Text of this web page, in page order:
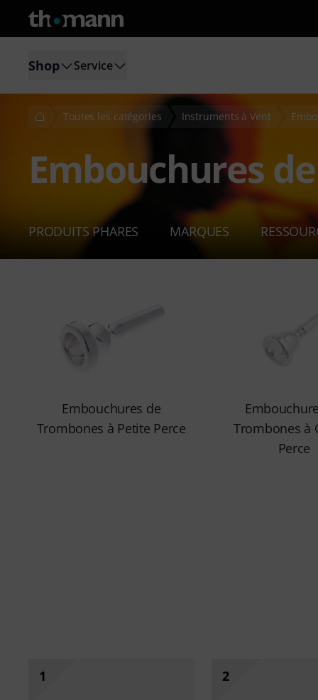
Shop Service
Toutes les catégories Instruments à Vent
Embouchures
PRODUITS PHARES MARQUES
Embouchures de
Trombones à Petite Perce
Trombones à
Perce
1 2